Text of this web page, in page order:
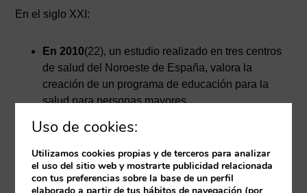
En el siglo XXI:
En 2010(22), un estudio realizado en tres centros
de salud del Noroeste de España, valora la
creación de un programa de educación para la
salud para personas mayores.
conseguir mejorar su estado de salud.
Uso de cookies:
Utilizamos cookies propias y de terceros para analizar
el uso del sitio web y mostrarte publicidad relacionada
con tus preferencias sobre la base de un perfil
elaborado a partir de tus hábitos de navegación (por